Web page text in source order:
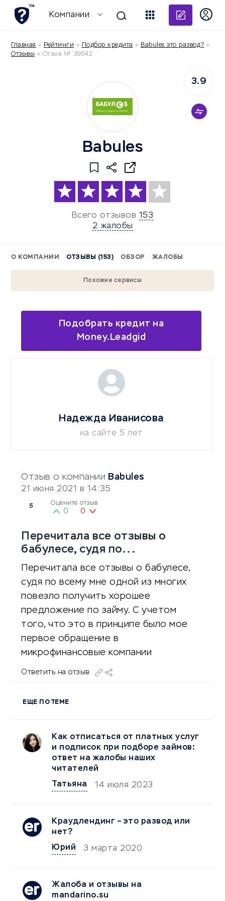
Компании
Главная » Рейтинги » Подбор кредита » Babules это развод? »
Отзывы » Отзыв № 39642
Babules
Всего отзывов 153
2 жалобы
3.9
О КОМПАНИИ ОТЗЫВЫ (153) ОБЗОР ЖАЛОБЫ
Похожие сервисы
Подобрать кредит на
Money.Leadgid
Отзыв о компании Babules
21 июня 2021 в 14:35
5 Оцените отзыв
0 0
Перечитала все отзывы о
бабулесе, судя по...
Перечитала все отзывы о бабулесе,
судя по всему мне одной из многих
повезло получить хорошее
предложение по займу. С учетом
того, что это в принципе было мое
первое обращение в
микрофинансовые компании
Ответить на отзыв
ЕЩЕ ПО ТЕМЕ
Как отписаться от платных услуг
и подписок при подборе займов:
ответ на жалобы наших
читателей
Татьяна
14 июля 2023
Краудлендинг – это развод или
нет?
Юрий
3 марта 2020
Жалоба и отзывы на
mandarino.su
Надежда Иванисова
на сайте 5 лет